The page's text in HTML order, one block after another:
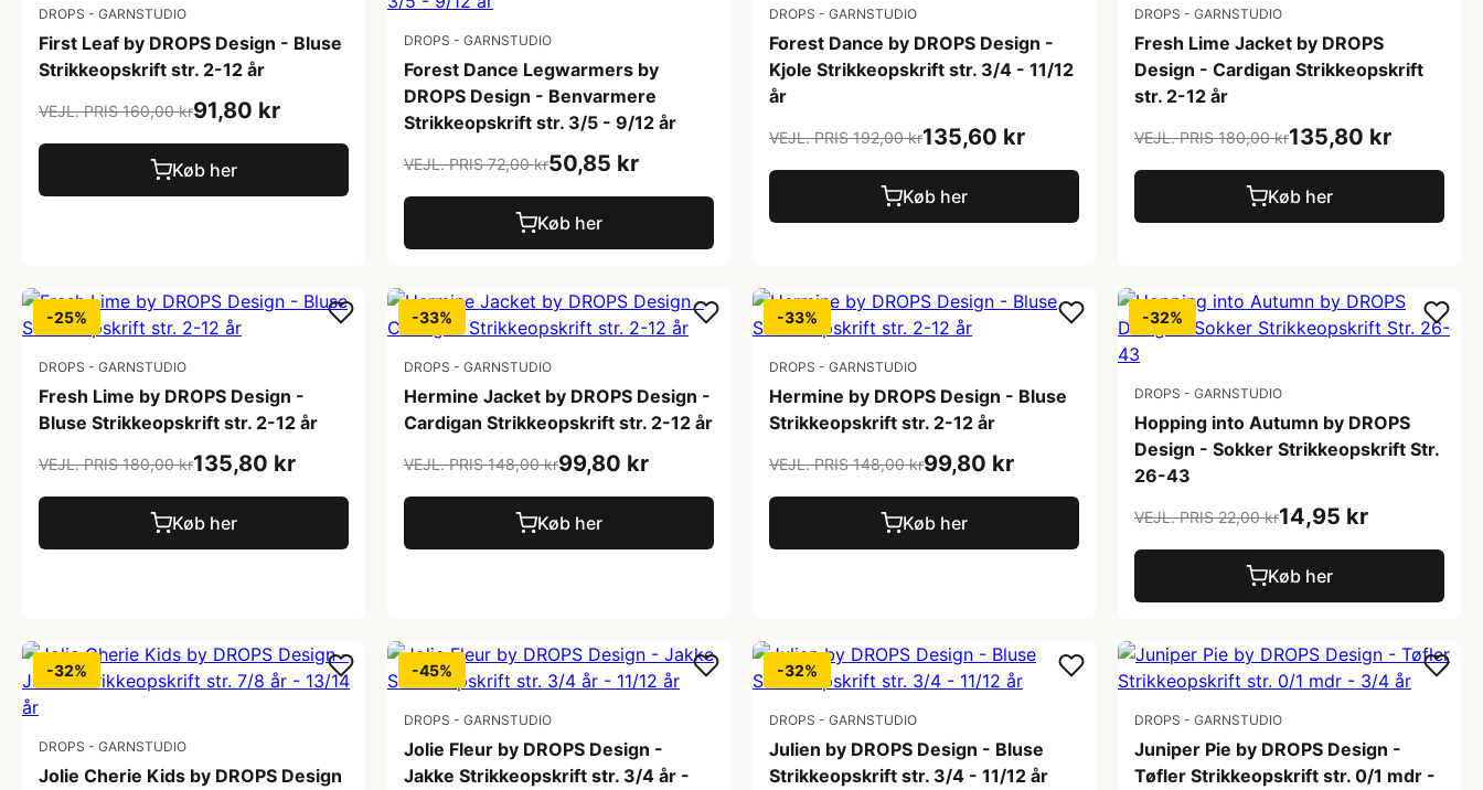
DROPS - GARNSTUDIO
First Leaf by DROPS Design - Bluse
Strikkeopskrift str. 2-12 år
VEJL. PRIS 160,00 kr91,80 kr
Køb her
DROPS - GARNSTUDIO
Forest Dance Legwarmers by
DROPS Design - Benvarmere
Strikkeopskrift str. 3/5 - 9/12 år
VEJL. PRIS 72,00 kr50,85 kr
Køb her
DROPS - GARNSTUDIO
Forest Dance by DROPS Design -
Kjole Strikkeopskrift str. 3/4 - 11/12
år
VEJL. PRIS 192,00 kr135,60 kr
Køb her
DROPS - GARNSTUDIO
Fresh Lime Jacket by DROPS
Design - Cardigan Strikkeopskrift
str. 2-12 år
VEJL. PRIS 180,00 kr135,80 kr
Køb her
-25%
DROPS - GARNSTUDIO
Fresh Lime by DROPS Design -
Bluse Strikkeopskrift str. 2-12 år
VEJL. PRIS 180,00 kr135,80 kr
Køb her
-33%
DROPS - GARNSTUDIO
Hermine Jacket by DROPS Design -
Cardigan Strikkeopskrift str. 2-12 år
VEJL. PRIS 148,00 kr99,80 kr
Køb her
-33%
DROPS - GARNSTUDIO
Hermine by DROPS Design - Bluse
Strikkeopskrift str. 2-12 år
VEJL. PRIS 148,00 kr99,80 kr
Køb her
-32%
DROPS - GARNSTUDIO
Hopping into Autumn by DROPS
Design - Sokker Strikkeopskrift Str.
26-43
VEJL. PRIS 22,00 kr14,95 kr
Køb her
-32%
DROPS - GARNSTUDIO
Jolie Cherie Kids by DROPS Design
-45%
DROPS - GARNSTUDIO
Jolie Fleur by DROPS Design -
Jakke Strikkeopskrift str. 3/4 år -
-32%
DROPS - GARNSTUDIO
Julien by DROPS Design - Bluse
Strikkeopskrift str. 3/4 - 11/12 år
DROPS - GARNSTUDIO
Juniper Pie by DROPS Design -
Tøfler Strikkeopskrift str. 0/1 mdr -